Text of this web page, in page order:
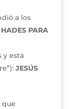
a los
PARA
y está
JESÚS
que